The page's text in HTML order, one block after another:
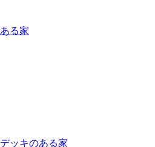
る家
ッキのある家